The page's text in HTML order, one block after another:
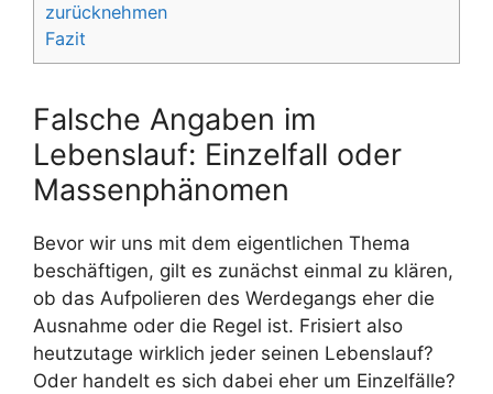
zurücknehmen
Fazit
Falsche Angaben im
Lebenslauf: Einzelfall oder
Massenphänomen
Bevor wir uns mit dem eigentlichen Thema
beschäftigen, gilt es zunächst einmal zu klären,
ob das Aufpolieren des Werdegangs eher die
Ausnahme oder die Regel ist. Frisiert also
heutzutage wirklich jeder seinen Lebenslauf?
Oder handelt es sich dabei eher um Einzelfälle?